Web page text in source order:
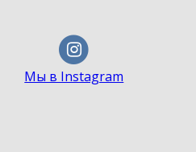
Мы в Instagram